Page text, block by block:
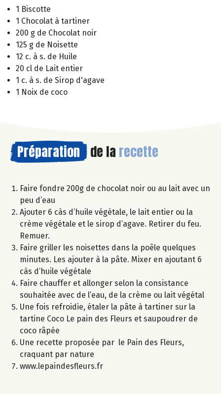
1 Biscotte
1 Chocolat à tartiner
200 g de Chocolat noir
125 g de Noisette
12 c. à s. de Huile
20 cl de Lait entier
1 c. à s. de Sirop d'agave
1 Noix de coco
Préparation de la recette
Faire fondre 200g de chocolat noir ou au lait avec un
peu d’eau
Ajouter 6 càs d’huile végétale, le lait entier ou la
crème végétale et le sirop d’agave. Retirer du feu.
Remuer.
Faire griller les noisettes dans la poêle quelques
minutes. Les ajouter à la pâte. Mixer en ajoutant 6
càs d’huile végétale
Faire chauffer et allonger selon la consistance
souhaitée avec de l’eau, de la crème ou lait végétal
Une fois refroidie, étaler la pâte à tartiner sur la
tartine Coco Le pain des Fleurs et saupoudrer de
coco râpée
Une recette proposée par le Pain des Fleurs,
craquant par nature
www.lepaindesfleurs.fr